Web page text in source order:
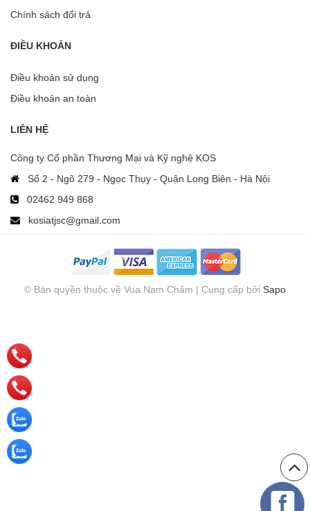
Chính sách đổi trả
ĐIỀU KHOẢN
Điều khoản sử dụng
Điều khoản an toàn
LIÊN HỆ
Công ty Cổ phần Thương Mại và Kỹ nghệ KOS
Số 2 - Ngõ 279 - Ngọc Thụy - Quận Long Biên - Hà Nội
02462 949 868
kosiatjsc@gmail.com
© Bản quyền thuộc về Vua Nam Châm | Cung cấp bởi Sapo